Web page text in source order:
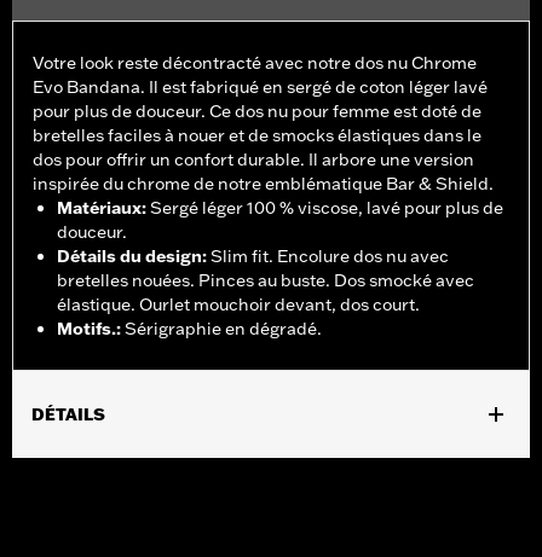
Votre look reste décontracté avec notre dos nu Chrome
Evo Bandana. Il est fabriqué en sergé de coton léger lavé
pour plus de douceur. Ce dos nu pour femme est doté de
bretelles faciles à nouer et de smocks élastiques dans le
dos pour offrir un confort durable. Il arbore une version
inspirée du chrome de notre emblématique Bar & Shield.
Matériaux:Sergé léger 100 % viscose, lavé pour plus de
douceur.
Détails du design:Slim fit. Encolure dos nu avec
bretelles nouées. Pinces au buste. Dos smocké avec
élastique. Ourlet mouchoir devant, dos court.
Motifs.:Sérigraphie en dégradé.
DÉTAILS